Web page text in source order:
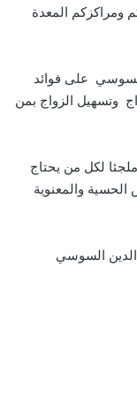
ومراكزكم المعدة
على فوائد
وتسهيل الزواج بمن
لكل من يحتاج
الحسية والمعنوية
الدين السوسي